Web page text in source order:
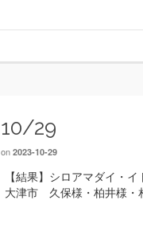
10/29
on 2023-10-29
【結果】シロアマダイ・
大津市 久保様・柏井様・